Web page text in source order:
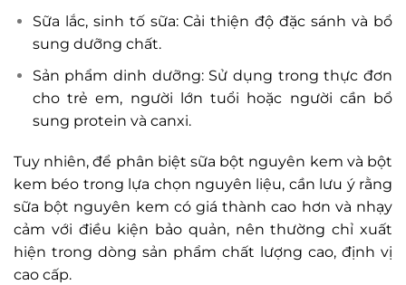
Sữa lắc, sinh tố sữa: Cải thiện độ đặc sánh và bổ
sung dưỡng chất.
Sản phẩm dinh dưỡng: Sử dụng trong thực đơn
cho trẻ em, người lớn tuổi hoặc người cần bổ
sung protein và canxi.
Tuy nhiên, để phân biệt sữa bột nguyên kem và bột
kem béo trong lựa chọn nguyên liệu, cần lưu ý rằng
sữa bột nguyên kem có giá thành cao hơn và nhạy
cảm với điều kiện bảo quản, nên thường chỉ xuất
hiện trong dòng sản phẩm chất lượng cao, định vị
cao cấp.